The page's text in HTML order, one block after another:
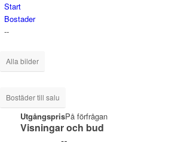
Start
Bostader
--
Alla bilder
Bostäder till salu
UtgångsprisPå förfrågan
Visningar och bud